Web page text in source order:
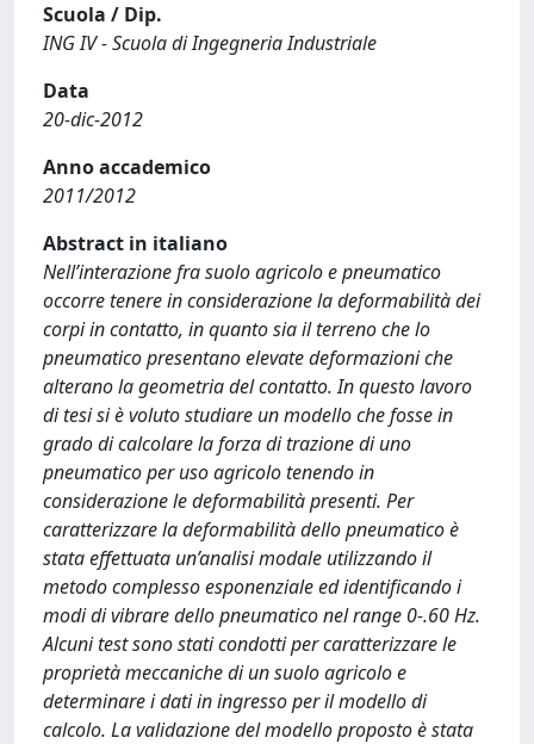
Scuola / Dip.
ING IV - Scuola di Ingegneria Industriale
Data
20-dic-2012
Anno accademico
2011/2012
Abstract in italiano
Nell’interazione fra suolo agricolo e pneumatico
occorre tenere in considerazione la deformabilità dei
corpi in contatto, in quanto sia il terreno che lo
pneumatico presentano elevate deformazioni che
alterano la geometria del contatto. In questo lavoro
di tesi si è voluto studiare un modello che fosse in
grado di calcolare la forza di trazione di uno
pneumatico per uso agricolo tenendo in
considerazione le deformabilità presenti. Per
caratterizzare la deformabilità dello pneumatico è
stata effettuata un’analisi modale utilizzando il
metodo complesso esponenziale ed identificando i
modi di vibrare dello pneumatico nel range 0-.60 Hz.
Alcuni test sono stati condotti per caratterizzare le
proprietà meccaniche di un suolo agricolo e
determinare i dati in ingresso per il modello di
calcolo. La validazione del modello proposto è stata